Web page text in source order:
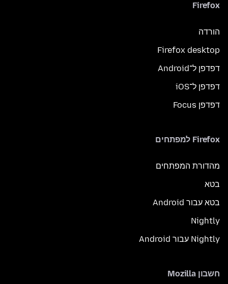
Firefox
הורדה
Firefox desktop
דפדפן ל־Android
דפדפן ל־iOS
דפדפן Focus
Firefox למפתחים
מהדורת המפתחים
בטא
בטא עבור Android
Nightly
Nightly עבור Android
חשבון Mozilla